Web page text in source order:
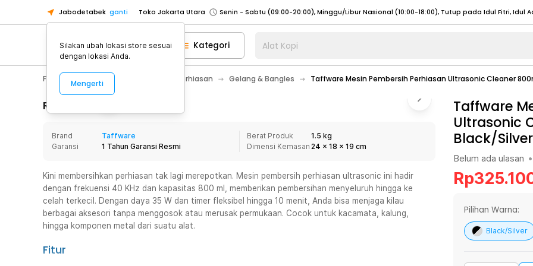
Jabodetabek ganti Toko Jakarta Utara
Toko Tangerang
Toko Cikupa
Pick n Go Jakarta Barat
Senin - Jumat (07:00 - 20:00), Sabtu - Minggu (08:00 - 20:00), Tutup pada Idul Fitri
Pick n Go Bekasi
Senin - Jumat (08:00 - 20:00), Sabtu - Minggu/ Libur Nasional (08:00 - 17:00) Selengkapnya
Senin - Jumat (08:00 - 20:00), Sabtu - Minggu/ Libur Nasional (08:00 - 17:00) Selengkapnya
Senin - Sabtu (09:00-20:00), Minggu/Libur Nasional (12:00-20:00), Tutup pada Idul Fitri
Senin - Sabtu (09:00-20:00), Minggu/Libur Nasional (12:00-20:00), Tutup pada Idul Fitri
Toko Tangerang
Toko Cikupa
Pick n Go Jakarta Barat
Senin - Jumat (07:00 - 20:00), Sabtu - Minggu (08:00 - 20:00), Tutup pada Idul Fitri
Pick n Go Bekasi
Senin - Jumat (08:00 - 20:00), Sabtu - Minggu/ Libur Nasional (08:00 - 17:00) Selengkapnya
Kategori Alat Kopi
Fashion, Make Up & Beauty Care Perhiasan Gelang & Bangles Taffware Mesin Pembersih Perhiasan Ultrasonic Cleaner
Rincian Produk
Brand
Taffware
Garansi
1 Tahun Garansi Resmi
Berat Produk
1.5 kg
Dimensi Kemasan 24 x 18 x 19 cm
Kini membersihkan perhiasan tak lagi merepotkan. Mesin pembersih perhiasan ultrasonic ini hadir
dengan frekuensi 40 KHz dan kapasitas 800 ml, memberikan pembersihan menyeluruh hingga ke
celah terkecil. Dengan daya 35 W dan timer fleksibel hingga 10 menit, Anda bisa menjaga kilau
berbagai aksesori tanpa menggosok atau merusak permukaan. Cocok untuk kacamata, kalung,
hingga komponen metal dari suatu alat.
Fitur
Taffware
Ultrasonic
Black/Silver
Belum ada ulasan •
Rp
Pilihan Warna:
Black/Silver
Silakan ubah lokasi store sesuai
dengan lokasi Anda.
Mengerti